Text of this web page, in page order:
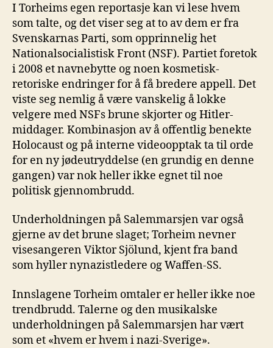
I Torheims egen reportasje kan vi lese hvem
som talte, og det viser seg at to av dem er fra
Svenskarnas Parti, som opprinnelig het
Nationalsocialistisk Front (NSF). Partiet foretok
i 2008 et navnebytte og noen kosmetisk-
retoriske endringer for å få bredere appell. Det
viste seg nemlig å være vanskelig å lokke
velgere med NSFs brune skjorter og Hitler-
middager. Kombinasjon av å offentlig benekte
Holocaust og på interne videoopptak ta til orde
for en ny jødeutryddelse (en grundig en denne
gangen) var nok heller ikke egnet til noe
politisk gjennombrudd.
Underholdningen på Salemmarsjen var også
gjerne av det brune slaget; Torheim nevner
visesangeren Viktor Sjölund, kjent fra band
som hyller nynazistledere og Waffen-SS.
Innslagene Torheim omtaler er heller ikke noe
trendbrudd. Talerne og den musikalske
underholdningen på Salemmarsjen har vært
som et «hvem er hvem i nazi-Sverige».